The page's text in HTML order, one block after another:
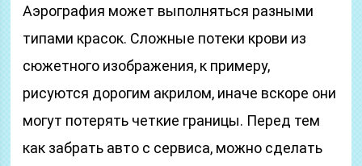
Аэрография может выполняться разными
типами красок. Сложные потеки крови из
сюжетного изображения, к примеру,
рисуются дорогим акрилом, иначе вскоре они
могут потерять четкие границы. Перед тем
как забрать авто с сервиса, можно сделать